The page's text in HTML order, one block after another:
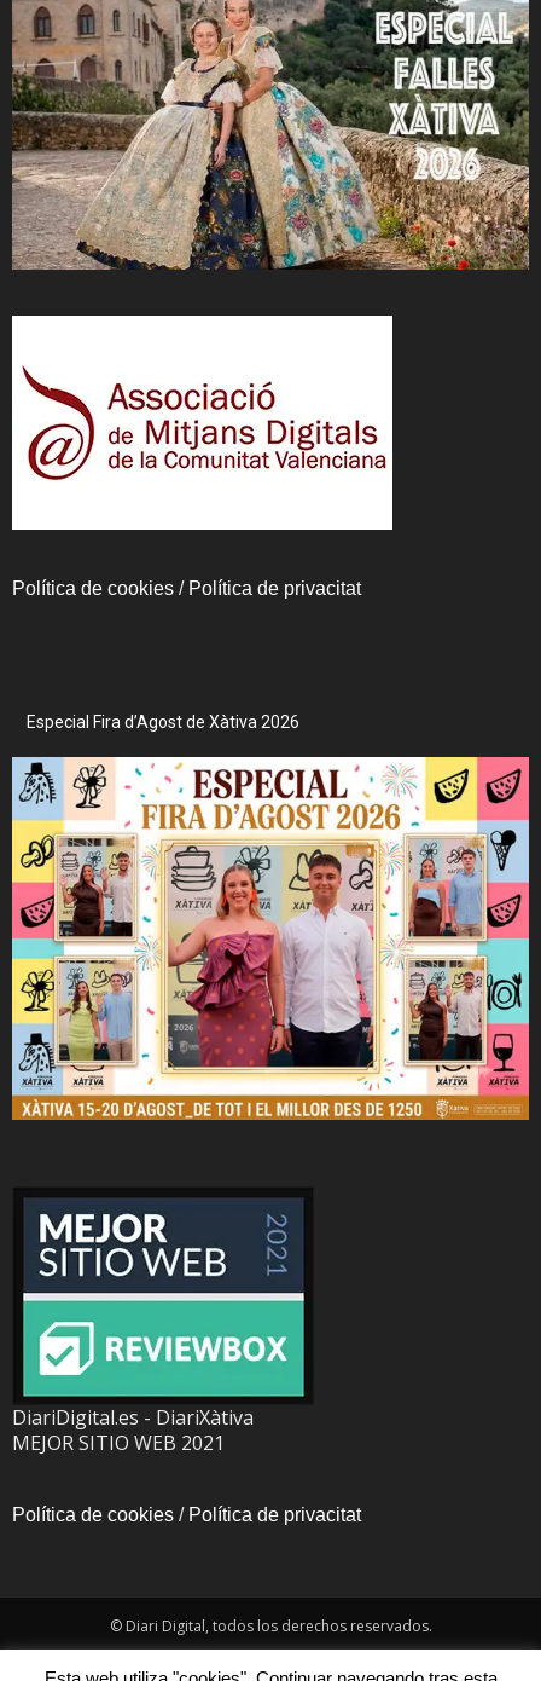
Política de cookies / Política de privacitat
Especial Fira d’Agost de Xàtiva 2026
DiariDigital.es - DiariXàtiva
MEJOR SITIO WEB 2021
Política de cookies / Política de privacitat
© Diari Digital, todos los derechos reservados.